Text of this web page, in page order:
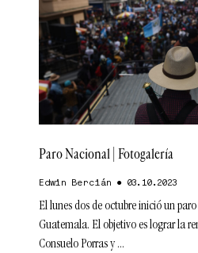
Paro Nacional | Fotogalería
Edwin Bercián 03.10.2023
El lunes dos de octubre inició un
Guatemala. El objetivo es lograr la
Consuelo Porras y